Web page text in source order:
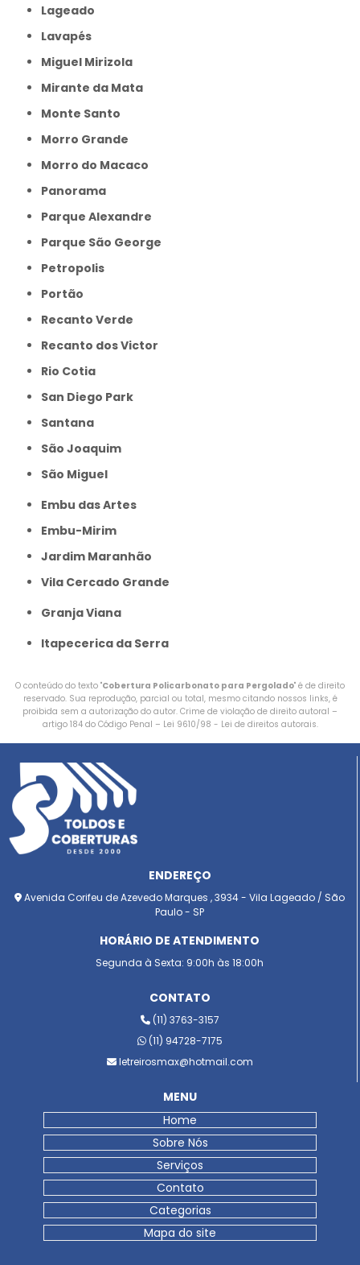
Lageado
Lavapés
Miguel Mirizola
Mirante da Mata
Monte Santo
Morro Grande
Morro do Macaco
Panorama
Parque Alexandre
Parque São George
Petropolis
Portão
Recanto Verde
Recanto dos Victor
Rio Cotia
San Diego Park
Santana
São Joaquim
São Miguel
Embu das Artes
Embu-Mirim
Jardim Maranhão
Vila Cercado Grande
Granja Viana
Itapecerica da Serra
O conteúdo do texto "Cobertura Policarbonato para Pergolado" é de direito
reservado. Sua reprodução, parcial ou total, mesmo citando nossos links, é
proibida sem a autorização do autor. Crime de violação de direito autoral –
artigo 184 do Código Penal – Lei 9610/98 - Lei de direitos autorais.
ENDEREÇO
Avenida Corifeu de Azevedo Marques , 3934 - Vila Lageado / São
Paulo - SP
HORÁRIO DE ATENDIMENTO
Segunda à Sexta: 9:00h às 18:00h
CONTATO
(11) 3763-3157
(11) 94728-7175
letreirosmax@hotmail.com
MENU
Home
Sobre Nós
Serviços
Contato
Categorias
Mapa do site